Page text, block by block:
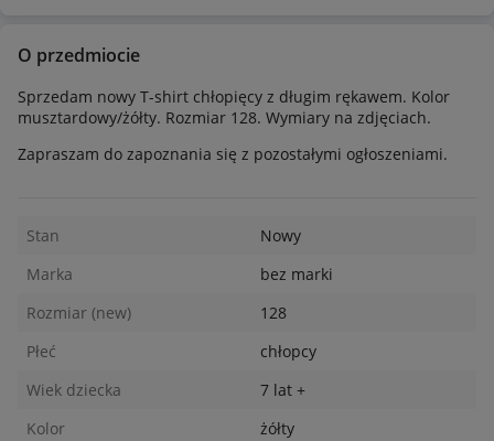
O przedmiocie
Sprzedam nowy T-shirt chłopięcy z długim rękawem. Kolor
musztardowy/żółty. Rozmiar 128. Wymiary na zdjęciach.
Zapraszam do zapoznania się z pozostałymi ogłoszeniami.
Stan
Nowy
Marka
bez marki
Rozmiar (new)
128
Płeć
chłopcy
Wiek dziecka
7 lat +
Kolor
żółty